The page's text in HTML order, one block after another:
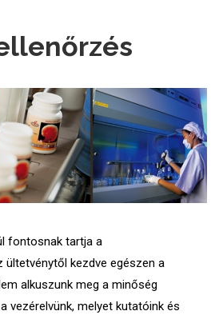
fontosnak tartja a
ültetvénytől kezdve egészen a
alkuszunk meg a minőség
vezérelvünk, melyet kutatóink és